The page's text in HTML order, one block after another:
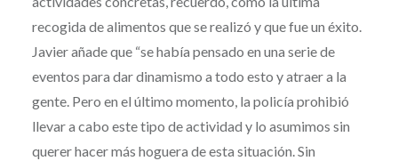
recogida de alimentos que se realizó y que fue un éxito.
Javier añade que “se había pensado en una serie de
eventos para dar dinamismo a todo esto y atraer a la
gente. Pero en el último momento, la policía prohibió
llevar a cabo este tipo de actividad y lo asumimos sin
querer hacer más hoguera de esta situación. Sin